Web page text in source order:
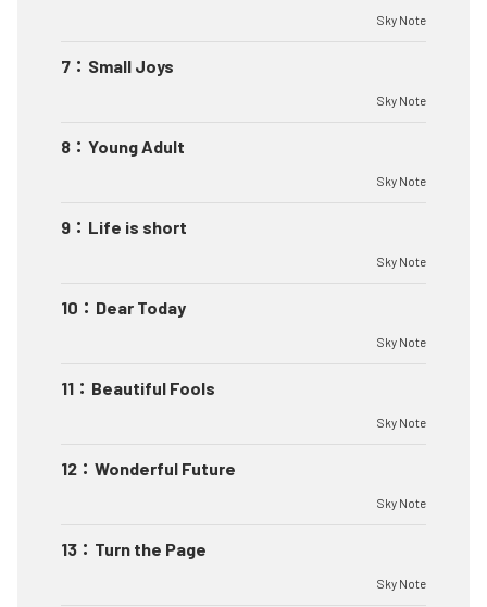
Sky Note
7 ： Small Joys
Sky Note
8 ： Young Adult
Sky Note
9 ： Life is short
Sky Note
10 ： Dear Today
Sky Note
11 ： Beautiful Fools
Sky Note
12 ： Wonderful Future
Sky Note
13 ： Turn the Page
Sky Note